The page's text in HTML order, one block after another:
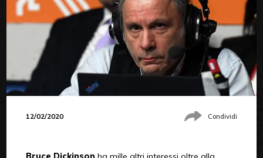
12/02/2020 Condividi